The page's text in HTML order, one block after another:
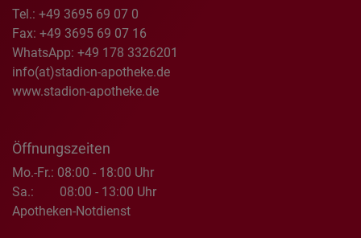
Tel.: +49 3695 69 07 0
Fax: +49 3695 69 07 16
WhatsApp: +49 178 3326201
info(at)stadion-apotheke.de
www.stadion-apotheke.de
Öffnungszeiten
Mo.-Fr.: 08:00 - 18:00 Uhr
Sa.: 08:00 - 13:00 Uhr
Apotheken-Notdienst